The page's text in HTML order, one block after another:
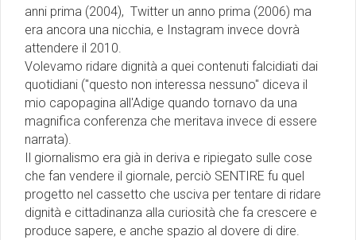
anni prima (2004), Twitter un anno prima (2006) ma
era ancora una nicchia, e Instagram invece dovrà
attendere il 2010.
Volevamo ridare dignità a quei contenuti falcidiati dai
quotidiani (''questo non interessa nessuno'' diceva il
mio capopagina all'Adige quando tornavo da una
magnifica conferenza che meritava invece di essere
narrata).
Il giornalismo era già in deriva e ripiegato sulle cose
che fan vendere il giornale, perciò SENTIRE fu quel
progetto nel cassetto che usciva per tentare di ridare
dignità e cittadinanza alla curiosità che fa crescere e
produce sapere, e anche spazio al dovere di dire.